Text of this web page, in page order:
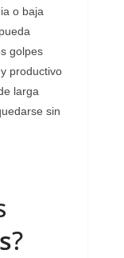
o baja
golpes
productivo
larga
sin
?